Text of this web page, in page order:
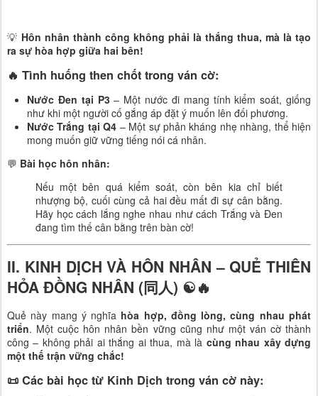
💡 Hôn nhân thành công không phải là thắng thua, mà là tạo
ra sự hòa hợp giữa hai bên!
🔥 Tình huống then chốt trong ván cờ:
Nước Đen tại P3– Một nước đi mang tính kiểm soát, giống
như khi một người cố gắng áp đặt ý muốn lên đối phương.
Nước Trắng tại Q4 – Một sự phản kháng nhẹ nhàng, thể hiện
mong muốn giữ vững tiếng nói cá nhân.
💬 Bài học hôn nhân:
Nếu một bên quá kiểm soát, còn bên kia chỉ biết
nhượng bộ, cuối cùng cả hai đều mất đi sự cân bằng.
Hãy học cách lắng nghe nhau như cách Trắng và Đen
đang tìm thế cân bằng trên bàn cờ!
II. KINH DỊCH VÀ HÔN NHÂN – QUẺ THIÊN
HỎA ĐỒNG NHÂN (同人) ☯🔥
Quẻ này mang ý nghĩa hòa hợp, đồng lòng, cùng nhau phát
triển. Một cuộc hôn nhân bền vững cũng như một ván cờ thành
công – không phải ai thắng ai thua, mà là cùng nhau xây dựng
một thế trận vững chắc!
📜 Các bài học từ Kinh Dịch trong ván cờ này: